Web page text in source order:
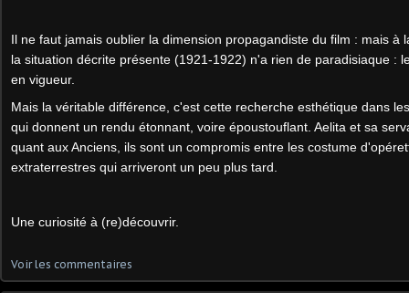
Il ne faut jamais oublier la dimension propagandiste du film : mais à
la situation décrite présente (1921-1922) n'a rien de paradisiaque :
en vigueur.
Mais la véritable différence, c'est cette recherche esthétique dans
qui donnent un rendu étonnant, voire époustouflant. Aelita et sa
quant aux Anciens, ils sont un compromis entre les costume
extraterrestres qui arriveront un peu plus tard.
Une curiosité à (re)découvrir.
Voir les commentaires